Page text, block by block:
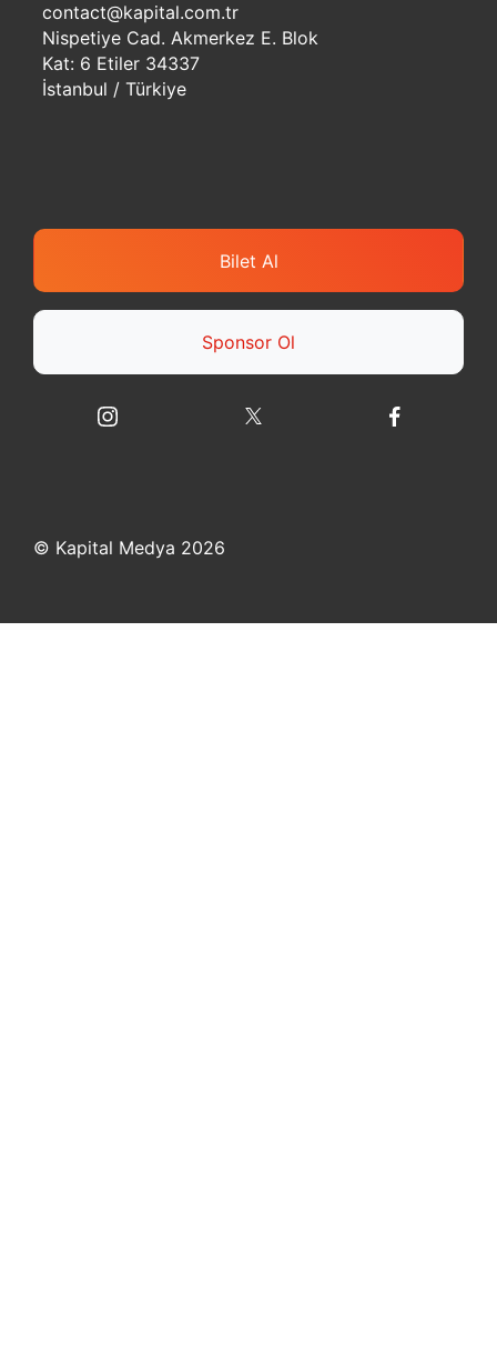
contact@kapital.com.tr
Nispetiye Cad. Akmerkez E. Blok
Kat: 6 Etiler 34337
İstanbul / Türkiye
Bilet Al
Sponsor Ol
© Kapital Medya 2026